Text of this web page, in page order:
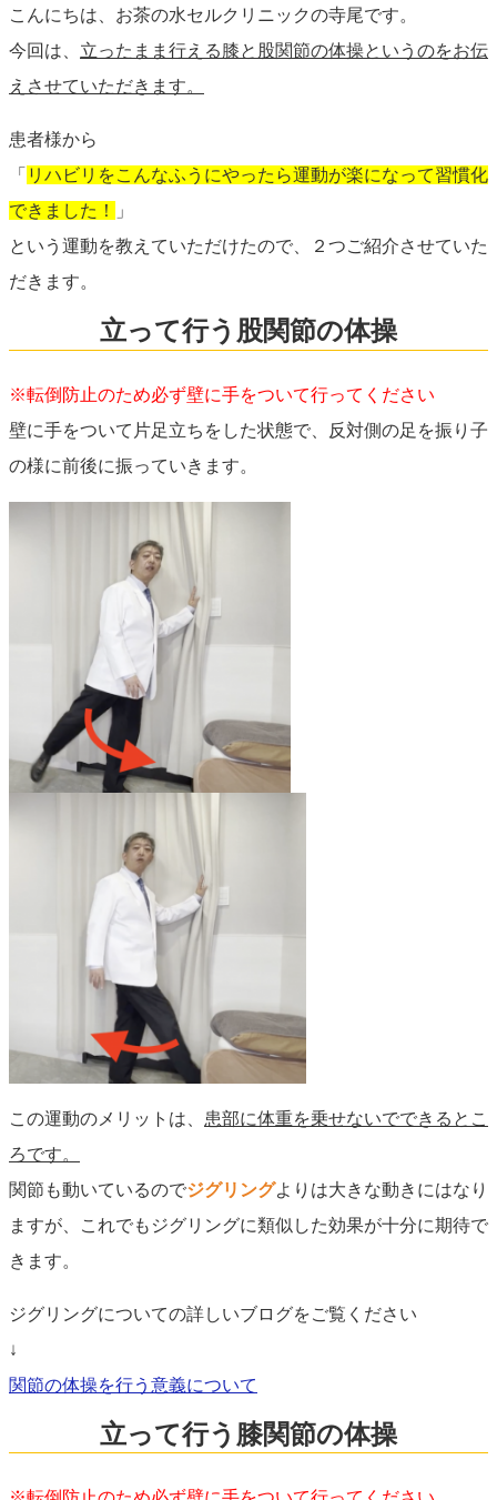
こんにちは、お茶の水セルクリニックの寺尾です。
今回は、 立ったまま行える膝と股関節の体操というのをお伝
えさせていただきます。
患者様から
「 リハビリをこんなふうにやったら運動が楽になって習慣化
できました！
」
という運動を教えていただけたので、２つご紹介させていた
だきます。
立って行う股関節の体操
※転倒防止のため必ず壁に手をついて行ってください
壁に手をついて片足立ちをした状態で、反対側の足を振り子
の様に前後に振っていきます。
この運動のメリットは、 患部に体重を乗せないでできるとこ
ろです。
関節も動いているのでジグリングよりは大きな動きにはなり
ますが、これでもジグリングに類似した効果が十分に期待で
きます。
ジグリングについての詳しいブログをご覧ください
↓
関節の体操を行う意義について
立って行う膝関節の体操